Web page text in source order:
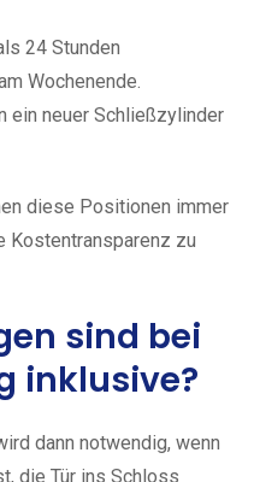
24 Stunden
Wochenende.
ein neuer Schließzylinder
diese Positionen immer
Kostentransparenz zu
sind bei
inklusive?
dann notwendig, wenn
die Tür ins Schloss